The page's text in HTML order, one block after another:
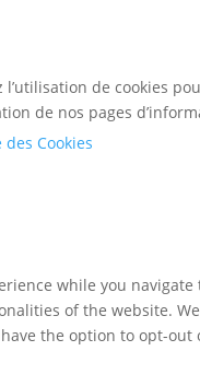
de cookies
de nos pages
Cookies
while you
of the website.
the option to opt-